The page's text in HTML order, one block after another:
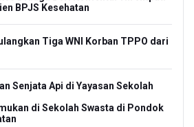
BPJS Kesehatan
Tiga WNI Korban TPPO dari
Senjata Api di Yayasan Sekolah
di Sekolah Swasta di Pondok